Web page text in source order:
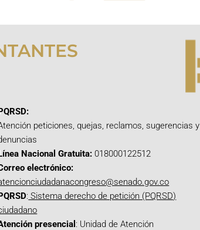
peticiones, quejas, reclamos, sugerencias y
Nacional Gratuita: 018000122512
electrónico:
: Sistema derecho de petición (PQRSD)
presencial : Unidad de Atención